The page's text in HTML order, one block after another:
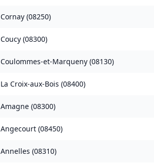
Cornay (08250)
Coucy (08300)
Coulommes-et-Marqueny (08130)
La Croix-aux-Bois (08400)
Amagne (08300)
Angecourt (08450)
Annelles (08310)